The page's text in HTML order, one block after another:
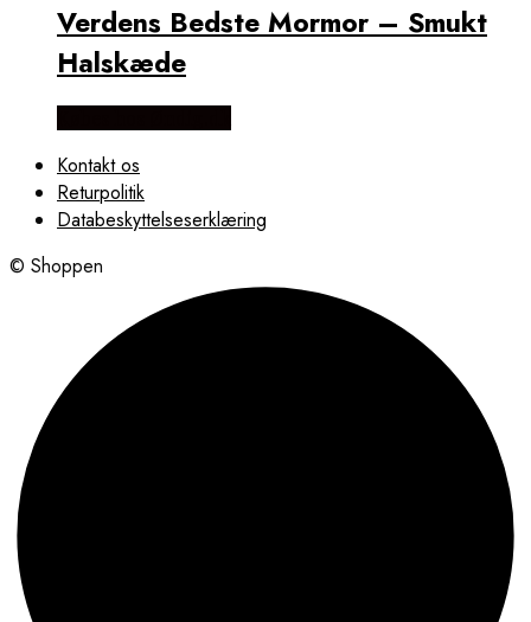
Verdens Bedste Mormor – Smukt
Halskæde
Kontakt os
Returpolitik
Databeskyttelseserklæring
© Shoppen